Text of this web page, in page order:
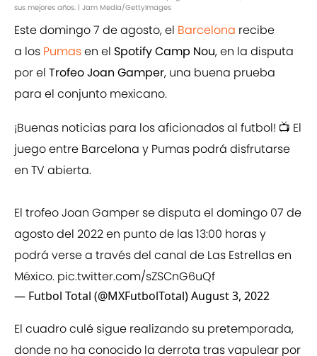
sus mejores años. | Jam Media/GettyImages
Este domingo 7 de agosto, el Barcelona recibe
a los Pumasen el Spotify Camp Nou, en la disputa
por el Trofeo Joan Gamper, una buena prueba
para el conjunto mexicano.
¡Buenas noticias para los aficionados al futbol! 📺 El
juego entre Barcelona y Pumas podrá disfrutarse
en TV abierta.
El trofeo Joan Gamper se disputa el domingo 07 de
agosto del 2022 en punto de las 13:00 horas y
podrá verse a través del canal de Las Estrellas en
México. pic.twitter.com/sZSCnG6uQf
— Futbol Total (@MXFutbolTotal)August 3, 2022
El cuadro culé sigue realizando su pretemporada,
donde no ha conocido la derrota tras vapulear por